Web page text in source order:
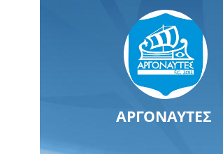
ΑΡΓΟΝΑΥΤΕΣ